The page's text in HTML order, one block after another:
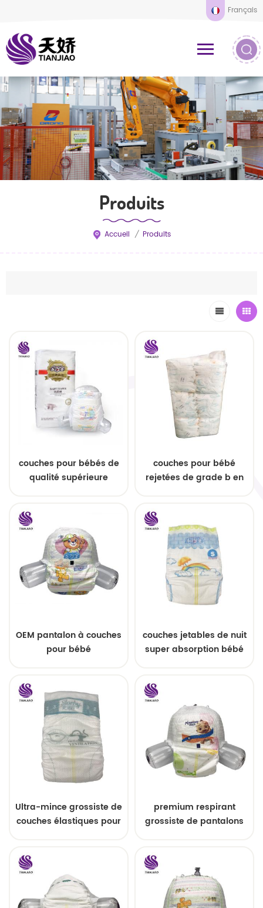
Français
Produits
Accueil / Produits
couches pour bébés de
qualité supérieure
couches pour bébé
rejetées de grade b en
OEM pantalon à couches
pour bébé
couches jetables de nuit
super absorption bébé
Ultra-mince grossiste de
couches élastiques pour
premium respirant
grossiste de pantalons